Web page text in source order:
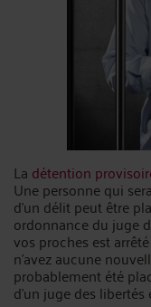
La détention
Une personne qui
d’un délit peut être
ordonnance du juge
vos proches est
n’avez aucune
probablement été
d’un juge des